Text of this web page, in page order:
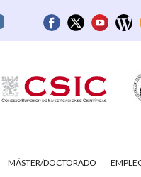
MÁSTER/DOCTORADO